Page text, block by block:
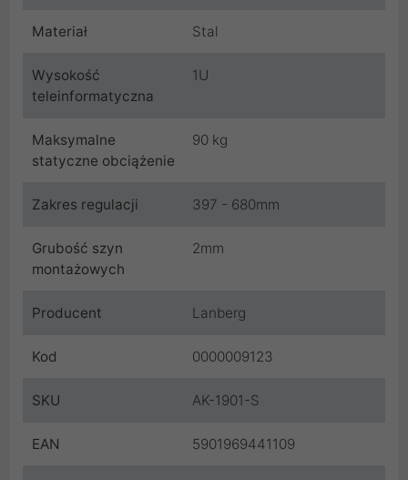
Materiał Stal
Wysokość
teleinformatyczna
1U
Maksymalne
statyczne obciążenie
90 kg
Zakres regulacji 397 - 680mm
Grubość szyn
montażowych
2mm
Producent Lanberg
Kod 0000009123
SKU AK-1901-S
EAN 5901969441109